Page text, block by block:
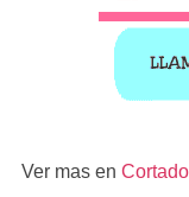
Ver mas en